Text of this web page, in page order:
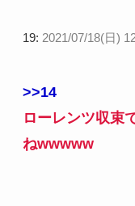
19: 2021/07/18(日)
>>14
ローレンツ収束
ねwwwww